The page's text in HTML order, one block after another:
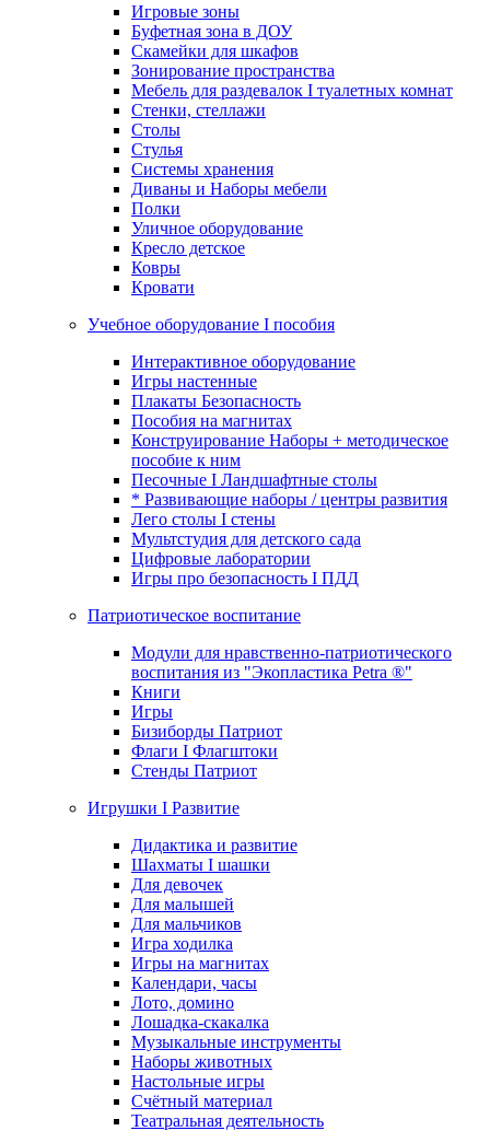
Игровые зоны
Буфетная зона в ДОУ
Скамейки для шкафов
Зонирование пространства
Мебель для раздевалок I туалетных комнат
Стенки, стеллажи
Столы
Стулья
Системы хранения
Диваны и Наборы мебели
Полки
Уличное оборудование
Кресло детское
Ковры
Кровати
Учебное оборудование I пособия
Интерактивное оборудование
Игры настенные
Плакаты Безопасность
Пособия на магнитах
Конструирование Наборы + методическое
пособие к ним
Песочные I Ландшафтные столы
* Развивающие наборы / центры развития
Лего столы I стены
Мультстудия для детского сада
Цифровые лаборатории
Игры про безопасность I ПДД
Патриотическое воспитание
Модули для нравственно-патриотического
воспитания из "Экопластика Petra ®"
Книги
Игры
Бизиборды Патриот
Флаги I Флагштоки
Стенды Патриот
Игрушки I Развитие
Дидактика и развитие
Шахматы I шашки
Для девочек
Для малышей
Для мальчиков
Игра ходилка
Игры на магнитах
Календари, часы
Лото, домино
Лошадка-скакалка
Музыкальные инструменты
Наборы животных
Настольные игры
Счётный материал
Театральная деятельность